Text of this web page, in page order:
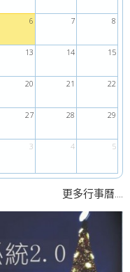
6 7 8
13 14 15
20 21 22
27 28 29
3 4 5
更多行事曆....